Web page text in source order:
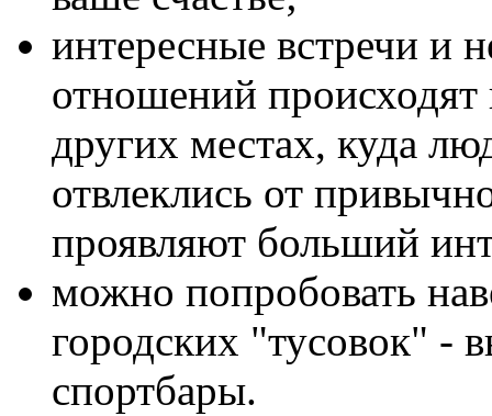
интересные встречи и
отношений происходят
других местах, куда
отвлеклись от
проявляют больший
можно попробовать
городских "тусовок" -
спортбары.